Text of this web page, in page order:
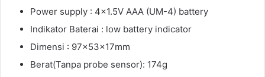
Power supply : 4×1.5V AAA (UM-4) battery
Indikator Baterai : low battery indicator
Dimensi : 97x53x17mm
Berat(Tanpa probe sensor): 174g